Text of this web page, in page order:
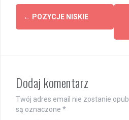
Post
navigation
← POZYCJE NISKIE
Dodaj komentarz
Twój adres email nie zostanie
są oznaczone *